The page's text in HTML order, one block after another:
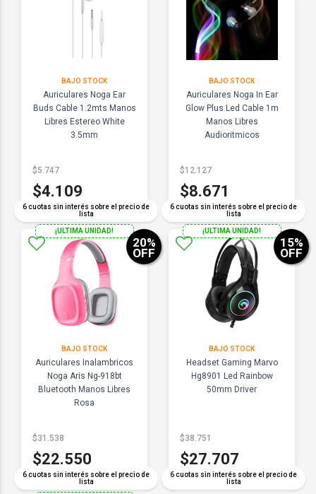
BAJO STOCK
Auriculares Noga Ear
Buds Cable 1.2mts Manos
Libres Estereo White
3.5mm
6 cuotas sin interés sobre el precio de
lista
$5.747
$4.109
BAJO STOCK
Auriculares Noga In Ear
Glow Plus Led Cable 1m
Manos Libres
Audioritmicos
6 cuotas sin interés sobre el precio de
lista
$12.127
$8.671
¡ULTIMA UNIDAD!
BAJO STOCK
Auriculares Inalambricos
Noga Aris Ng-918bt
Bluetooth Manos Libres
Rosa
6 cuotas sin interés sobre el precio de
lista
20%
OFF
$31.538
$22.550
¡ULTIMA UNIDAD!
BAJO STOCK
Headset Gaming Marvo
Hg8901 Led Rainbow
50mm Driver
6 cuotas sin interés sobre el precio de
lista
15%
OFF
$38.751
$27.707